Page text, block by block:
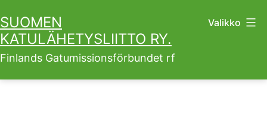
sisältöön
SUOMEN
KATULÄHETYSLIITTO RY.
Finlands Gatumissionsförbundet rf
Valikko